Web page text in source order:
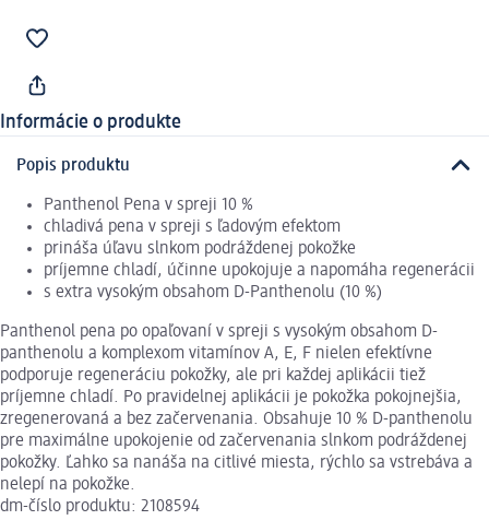
Informácie o produkte
Popis produktu
Panthenol Pena v spreji 10 %
chladivá pena v spreji s ľadovým efektom
prináša úľavu slnkom podráždenej pokožke
príjemne chladí, účinne upokojuje a napomáha regenerácii
s extra vysokým obsahom D-Panthenolu (10 %)
Panthenol pena po opaľovaní v spreji s vysokým obsahom D-
panthenolu a komplexom vitamínov A, E, F nielen efektívne
podporuje regeneráciu pokožky, ale pri každej aplikácii tiež
príjemne chladí. Po pravidelnej aplikácii je pokožka pokojnejšia,
zregenerovaná a bez začervenania. Obsahuje 10 % D-panthenolu
pre maximálne upokojenie od začervenania slnkom podráždenej
pokožky. Ľahko sa nanáša na citlivé miesta, rýchlo sa vstrebáva a
nelepí na pokožke.
dm-číslo produktu: 2108594